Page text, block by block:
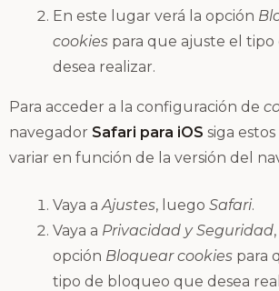
En este lugar verá la opción
cookies para que ajuste el
desea realizar.
Para acceder a la configuración de
navegador Safari para iOS siga
variar en función de la versión del
Vaya aAjustes, luego Safari.
Vaya a Privacidad y Seguridad
opción Bloquear cookies para
tipo de bloqueo que desea